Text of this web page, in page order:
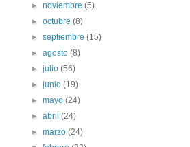
►noviembre(5)
►octubre(8)
►septiembre(15)
►agosto(8)
►julio(56)
►junio(19)
►mayo(24)
►abril(24)
►marzo(24)